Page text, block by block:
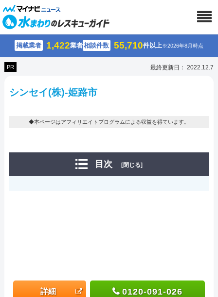
掲載業者 1,422業者相談件数 55,710件以上※2026年8月時点
PR 最終更新日： 2022.12.7
シンセイ(株)-姫路市
◆本ページはアフィリエイトプログラムによる収益を得ています。
目次 [閉じる]
詳細 0120-091-026